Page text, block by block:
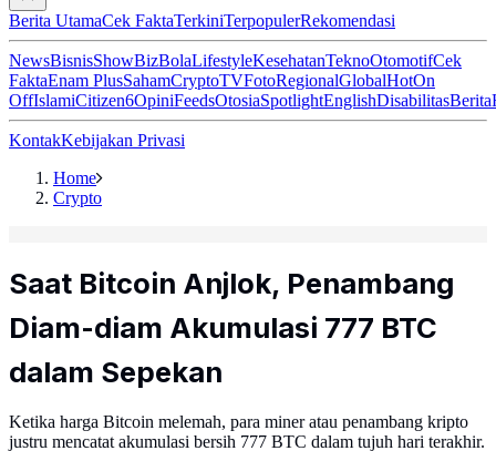
Berita UtamaCek FaktaTerkiniTerpopulerRekomendasi
NewsBisnisShowBizBolaLifestyleKesehatanTeknoOtomotifCek
FaktaEnam PlusSahamCryptoTVFotoRegionalGlobalHotOn
OffIslamiCitizen6OpiniFeedsOtosiaSpotlightEnglishDisabilitasBerita
KontakKebijakan Privasi
Home
Crypto
Saat Bitcoin Anjlok, Penambang
Diam-diam Akumulasi 777 BTC
dalam Sepekan
Ketika harga Bitcoin melemah, para miner atau penambang kripto
justru mencatat akumulasi bersih 777 BTC dalam tujuh hari terakhir.